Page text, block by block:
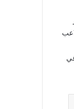
في